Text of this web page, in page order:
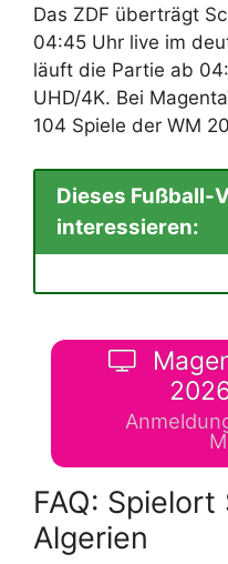
Das ZDF überträgt
04:45 Uhr live im
läuft die Partie ab
UHD/4K. Bei
104 Spiele der WM
Dieses Fußball-
interessieren:
FAQ:
Algerien